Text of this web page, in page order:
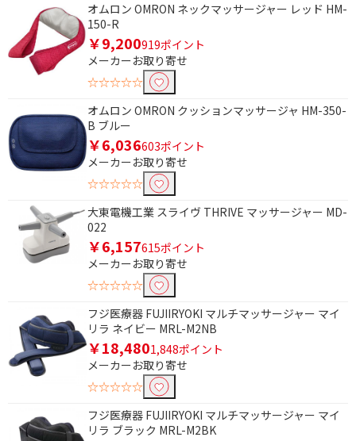
オムロン OMRON ネックマッサージャー レッド HM-
150-R
￥9,200919ポイント
メーカーお取り寄せ
☆☆☆☆☆
オムロン OMRON クッションマッサージャ HM-350-
B ブルー
￥6,036603ポイント
メーカーお取り寄せ
☆☆☆☆☆
大東電機工業 スライヴ THRIVE マッサージャー MD-
022
￥6,157615ポイント
メーカーお取り寄せ
☆☆☆☆☆
フジ医療器 FUJIIRYOKI マルチマッサージャー マイ
リラ ネイビー MRL-M2NB
￥18,4801,848ポイント
メーカーお取り寄せ
☆☆☆☆☆
フジ医療器 FUJIIRYOKI マルチマッサージャー マイ
リラ ブラック MRL-M2BK
条件で絞り込む
フリーワードで絞り込む
除外する
除外する にチェックを入れると、指定したワード
を除外して検索します。